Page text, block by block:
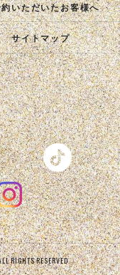
いただいたお客様へ
サイトマップ
RESERVED.